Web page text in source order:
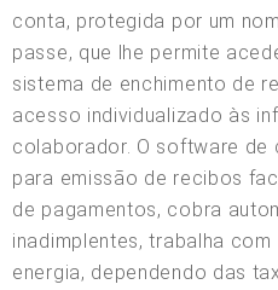
conta, protegida por um
passe, que lhe permite
sistema de enchimento de
acesso individualizado às
colaborador. O software de
para emissão de recibos
de pagamentos, cobra
inadimplentes, trabalha
energia, dependendo das